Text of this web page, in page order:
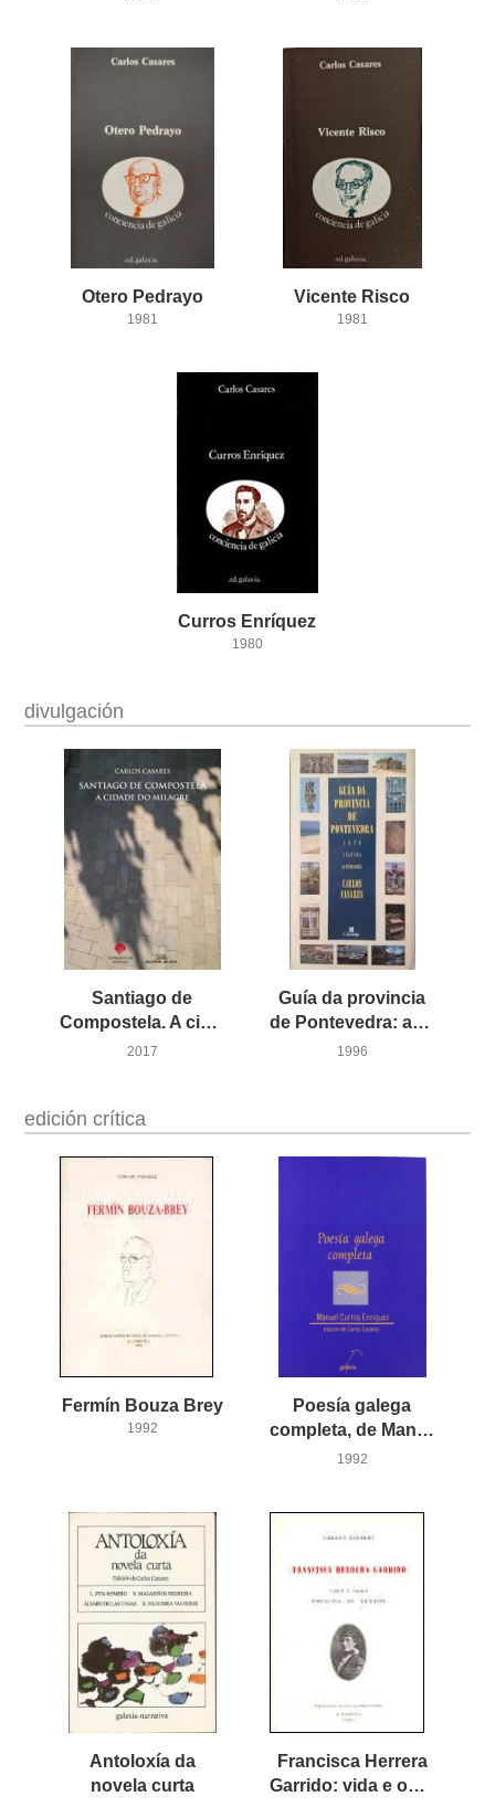
Otero Pedrayo
1981
Vicente Risco
1981
Curros Enríquez
1980
divulgación
Santiago de
Compostela. A cidade do milagre
2017
Guía da provincia
de Pontevedra: arte, cultura e gastronomía
1996
edición crítica
Fermín Bouza Brey
1992
Poesía galega
completa, de Manuel Curros Enríquez
1992
Antoloxía da
novela curta
Francisca Herrera
Garrido: vida e obra: escolma de textos